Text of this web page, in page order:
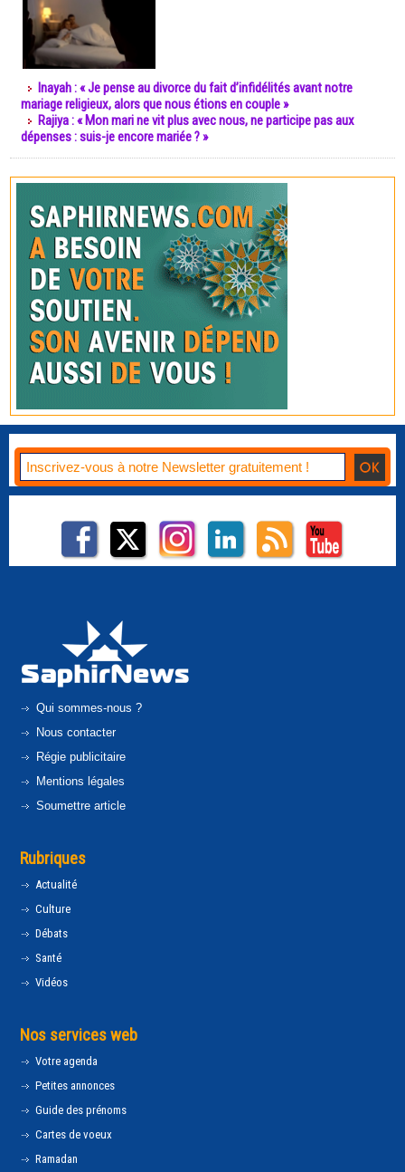
Inayah : « Je pense au divorce du fait d’infidélités avant notre
mariage religieux, alors que nous étions en couple »
Rajiya : « Mon mari ne vit plus avec nous, ne participe pas aux
dépenses : suis-je encore mariée ? »
Qui sommes-nous ?
Nous contacter
Régie publicitaire
Mentions légales
Soumettre article
Rubriques
Actualité
Culture
Débats
Santé
Vidéos
Nos services web
Votre agenda
Petites annonces
Guide des prénoms
Cartes de voeux
Ramadan